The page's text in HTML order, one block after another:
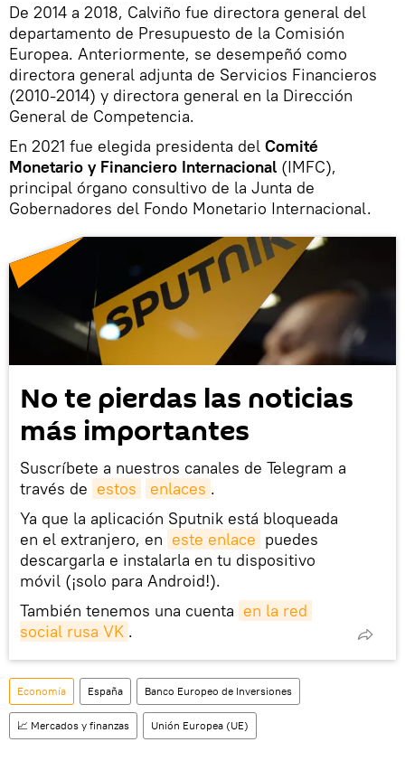
De 2014 a 2018, Calviño fue directora general del
departamento de Presupuesto de la Comisión
Europea. Anteriormente, se desempeñó como
directora general adjunta de Servicios Financieros
(2010-2014) y directora general en la Dirección
General de Competencia.
​En 2021 fue elegida presidenta del Comité
Monetario y Financiero Internacional (IMFC),
principal órgano consultivo de la Junta de
Gobernadores del Fondo Monetario Internacional.
No te pierdas las noticias
más importantes
Suscríbete a nuestros canales de Telegram a
través de estos enlaces .
Ya que la aplicación Sputnik está bloqueada
en el extranjero, en este enlace puedes
descargarla e instalarla en tu dispositivo
móvil (¡solo para Android!).
También tenemos una cuenta en la red
social rusa VK .
Economía España Banco Europeo de Inversiones
📈 Mercados y finanzas Unión Europea (UE)